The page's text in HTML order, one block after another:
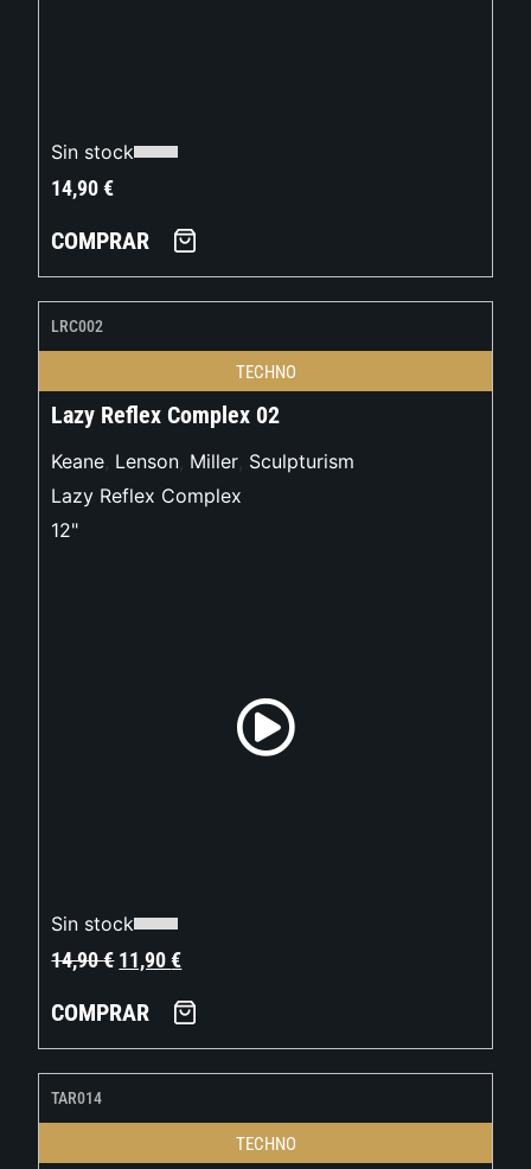
Sin stock
14,90€
COMPRAR
LRC002
TECHNO
Lazy Reflex Complex 02
Keane, Lenson, Miller, Sculpturism
Lazy Reflex Complex
12"
Sin stock
14,90€ 11,90€
COMPRAR
TAR014
TECHNO